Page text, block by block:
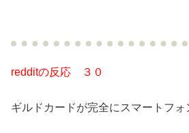
redditの反応 ３０
ギルドカードが完全にスマートフ